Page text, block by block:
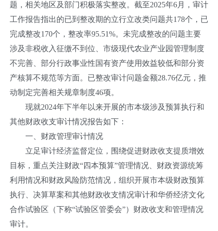
题，相关地区及部门积极落实整改。截至2025年6月，审计
工作报告指出的已到整改期的立行立改类问题共178个，已
完成整改170个，整改率95.51%。未完成整改的问题主要
涉及非税收入征缴不到位、市级现代农业产业园管理制度
不完善、部分行政事业性国有资产使用效益较低和部分资
产核算不规范等方面。已整改审计问题金额28.76亿元，推
动制定完善相关规章制度46项。
现就2024年下半年以来开展的市本级涉及预算执行和
其他财政收支审计情况报告如下：
一、财政管理审计情况
立足审计经济监督定位，围绕促进财政收支提质增效
目标，重点关注财政“四本预算”管理情况、财政资源统筹
利用情况和财政风险防范情况，组织开展市本级财政预算
执行、决算草案和其他财政收支情况审计和华侨经济文化
合作试验区（下称“试验区管委会”）财政收支和管理情况
审计。